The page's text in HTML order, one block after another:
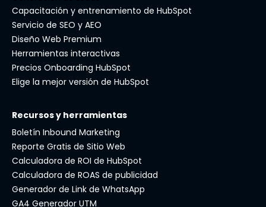
Capacitación y entrenamiento de HubSpot
Servicio de SEO y AEO
Diseño Web Premium
Herramientas interactivas
Precios Onboarding HubSpot
Elige la mejor versión de HubSpot
Recursos y herramientas
Boletín Inbound Marketing
Reporte Gratis de Sitio Web
Calculadora de ROI de HubSpot
Calculadora de ROAS de publicidad
Generador de Link de WhatsApp
GA4 Generador UTM